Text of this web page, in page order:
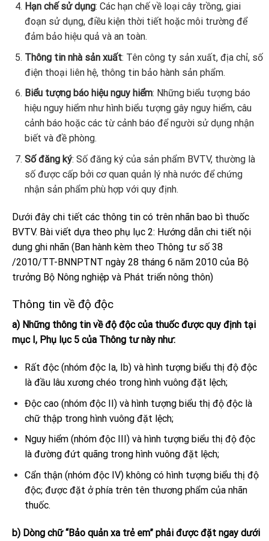
Hạn chế sử dụng: Các hạn chế về loại cây trồng, giai
đoạn sử dụng, điều kiện thời tiết hoặc môi trường để
đảm bảo hiệu quả và an toàn.
Thông tin nhà sản xuất: Tên công ty sản xuất, địa chỉ, số
điện thoại liên hệ, thông tin bảo hành sản phẩm.
Biểu tượng báo hiệu nguy hiểm: Những biểu tượng báo
hiệu nguy hiểm như hình biểu tượng gây nguy hiểm, câu
cảnh báo hoặc các từ cảnh báo để người sử dụng nhận
biết và đề phòng.
Số đăng ký: Số đăng ký của sản phẩm BVTV, thường là
số được cấp bởi cơ quan quản lý nhà nước để chứng
nhận sản phẩm phù hợp với quy định.
Dưới đây chi tiết các thông tin có trên nhãn bao bì thuốc
BVTV. Bài viết dựa theo phụ lục 2: Hướng dẫn chi tiết nội
dung ghi nhãn (Ban hành kèm theo Thông tư số 38
/2010/TT-BNNPTNT ngày 28 tháng 6 năm 2010 của Bộ
trưởng Bộ Nông nghiệp và Phát triển nông thôn)
Thông tin về độ độc
a) Những thông tin về độ độc của thuốc được quy định tại
mục I, Phụ lục 5 của Thông tư này như:
Rất độc (nhóm độc Ia, Ib) và hình tượng biểu thị độ độc
là đầu lâu xương chéo trong hình vuông đặt lệch;
Độc cao (nhóm độc II) và hình tượng biểu thị độ độc là
chữ thập trong hình vuông đặt lệch;
Nguy hiểm (nhóm độc III) và hình tượng biểu thị độ độc
là đường đứt quãng trong hình vuông đặt lệch;
Cẩn thận (nhóm độc IV) không có hình tượng biểu thị độ
độc; được đặt ở phía trên tên thương phẩm của nhãn
thuốc.
b) Dòng chữ “Bảo quản xa trẻ em” phải được đặt ngay dưới